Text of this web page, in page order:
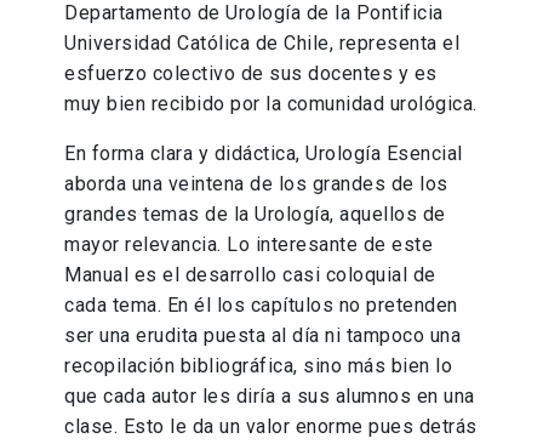
Departamento de Urología de la Pontificia
Universidad Católica de Chile, representa el
esfuerzo colectivo de sus docentes y es
muy bien recibido por la comunidad urológica.
En forma clara y didáctica, Urología Esencial
aborda una veintena de los grandes de los
grandes temas de la Urología, aquellos de
mayor relevancia. Lo interesante de este
Manual es el desarrollo casi coloquial de
cada tema. En él los capítulos no pretenden
ser una erudita puesta al día ni tampoco una
recopilación bibliográfica, sino más bien lo
que cada autor les diría a sus alumnos en una
clase. Esto le da un valor enorme pues detrás